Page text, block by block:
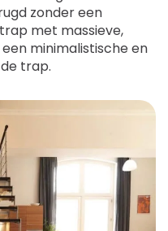
zonder een
met massieve,
minimalistische en
trap.